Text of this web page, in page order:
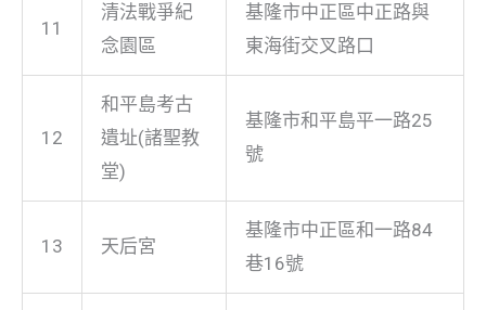
11
清法戰爭紀
念園區
基隆市中正區中正路與
東海街交叉路口
12
和平島考古
遺址(諸聖教
堂)
基隆市和平島平一路25
號
13 天后宮
基隆市中正區和一路84
巷16號